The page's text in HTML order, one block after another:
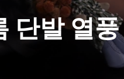
단발 열풍